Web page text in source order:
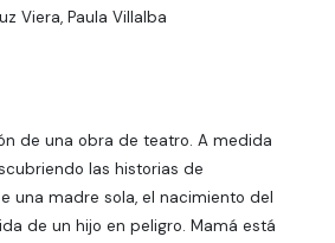
Viera, Paula Villalba
de una obra de teatro. A medida
las historias de
una madre sola, el nacimiento del
de un hijo en peligro. Mamá está